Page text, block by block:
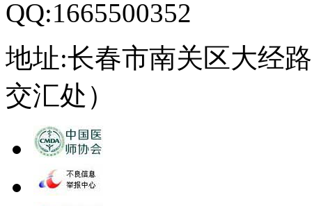
QQ:1665500352
地址:长春市南关区大经
交汇处）